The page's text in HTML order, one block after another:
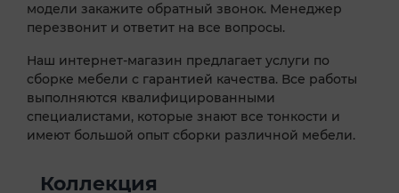
модели закажите обратный звонок. Менеджер
перезвонит и ответит на все вопросы.
Наш интернет-магазин предлагает услуги по
сборке мебели с гарантией качества. Все работы
выполняются квалифицированными
специалистами, которые знают все тонкости и
имеют большой опыт сборки различной мебели.
Коллекция